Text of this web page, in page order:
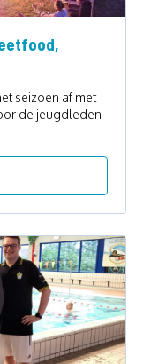
seizoen af met
de jeugdleden